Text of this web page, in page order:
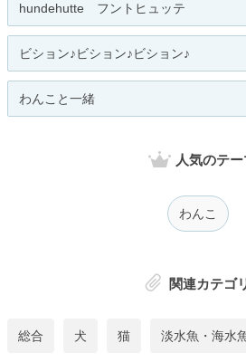
hundehutte フントヒュッテ
ビション♪ビション♪ビション♪
わんこと一緒
人気のテ
わんこ
関連カテゴ
総合 犬 猫 淡水魚・海水